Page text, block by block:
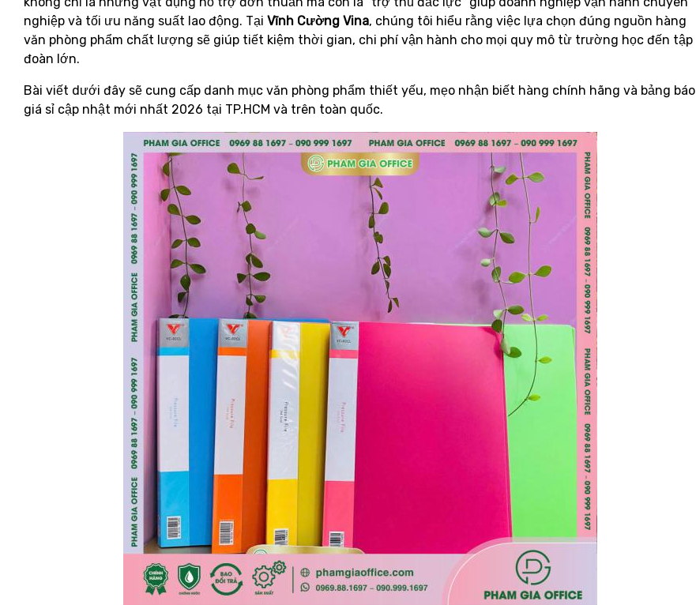
nghiệp và tối ưu năng suất lao động. Tại Vĩnh Cường Vina, chúng tôi hiểu rằng việc lựa chọn đúng nguồn hàng
văn phòng phẩm chất lượng sẽ giúp tiết kiệm thời gian, chi phí vận hành cho mọi quy mô từ trường học đến tập
đoàn lớn.
Bài viết dưới đây sẽ cung cấp danh mục văn phòng phẩm thiết yếu, mẹo nhận biết hàng chính hãng và bảng báo
giá sỉ cập nhật mới nhất 2026 tại TP.HCM và trên toàn quốc.